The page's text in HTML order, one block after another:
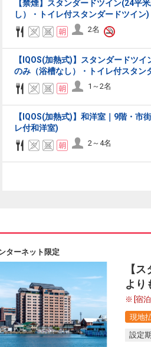
【禁煙】スタンダードツイン(24平
し）・トイレ付スタンダードツイン)
2名
【IQOS(加熱式)】スタンダードツ
のみ（浴槽なし）・トイレ付スタン
1～2名
【IQOS(加熱式)】和洋室｜9階・市
レ付和洋室)
2～4名
ターネット限定
【
より
[宿
現地
設定